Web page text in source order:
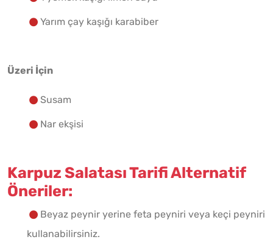
Yarım çay kaşığı karabiber
Üzeri İçin
Susam
Nar ekşisi
Karpuz Salatası Tarifi Alternatif
Öneriler:
Beyaz peynir yerine feta peyniri veya keçi peyniri
kullanabilirsiniz.